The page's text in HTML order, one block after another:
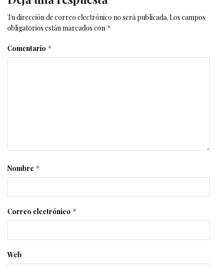
Tu dirección de correo electrónico no será publicada. Los campos
obligatorios están marcados con *
Comentario *
Nombre *
Correo electrónico *
Web